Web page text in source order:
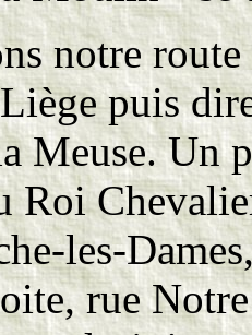
notre
puis
Meuse. Un
Roi
les-
rue